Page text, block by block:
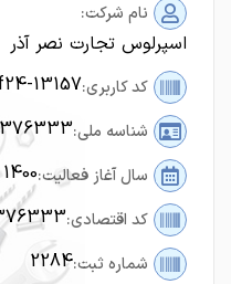
نام شرکت:
اسپرلوس تجارت نصر آذر
کد کاربری:13157
شناسه ملی:
سال آغاز فعالیت:1400
کد اقتصادی:
شماره ثبت:2284